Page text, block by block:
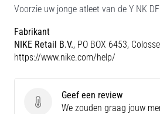
Voorzie uw jonge atleet van de Y NK
Fabrikant
NIKE Retail B.V., PO BOX 6453,
https://www.nike.com/help/
Geef een review
Geef een review
We zouden graag jouw